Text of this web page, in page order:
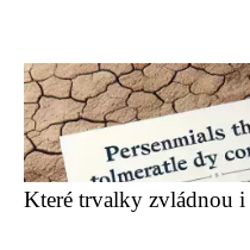
Které trvalky zvládnou i